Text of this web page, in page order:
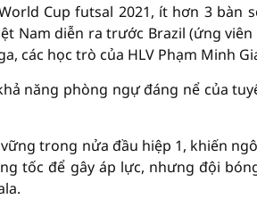
Cup futsal 2021, ít hơn 3 bàn
Nam diễn ra trước Brazil (ứng
các học trò của HLV Phạm Minh
năng phòng ngự đáng nể của
trong nửa đầu hiệp 1, khiến
tốc để gây áp lực, nhưng đội